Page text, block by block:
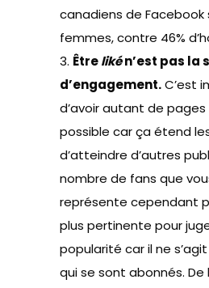
canadiens de Facebook
femmes, contre 46%
3. Êtrelikén’est pas la
d’engagement.C’est
d’avoir autant de pages
possible car ça étend
d’atteindre d’autres
nombre de fans que
représente cependant
plus pertinente pour
popularité car il ne
qui se sont abonnés.